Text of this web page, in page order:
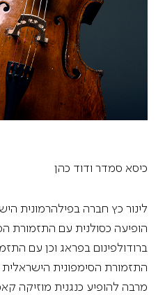
הופיעה כסולנית עם התזמורת
ברודולפינום בפראג וכן עם
התזמורת הסימפונית הישראלית
מרבה להופיע כנגנית מוזיקה
כיסא סמדר ודוד כהן